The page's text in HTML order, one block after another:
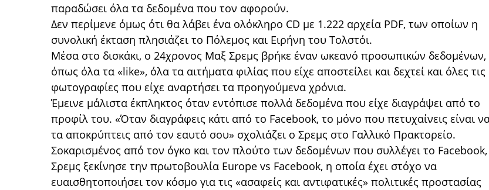
παραδώσει όλα τα δεδομένα που τον αφορούν.
Δεν περίμενε όμως ότι θα λάβει ένα ολόκληρο CD με 1.222 αρχεία PDF, των οποίων η
συνολική έκταση πλησιάζει το Πόλεμος και Ειρήνη του Τολστόι.
Μέσα στο δισκάκι, ο 24χρονος Μαξ Σρεμς βρήκε έναν ωκεανό προσωπικών δεδομένων,
όπως όλα τα «like», όλα τα αιτήματα φιλίας που είχε αποστείλει και δεχτεί και όλες τις
φωτογραφίες που είχε αναρτήσει τα προηγούμενα χρόνια.
Έμεινε μάλιστα έκπληκτος όταν εντόπισε πολλά δεδομένα που είχε διαγράψει από το
προφίλ του. «Όταν διαγράφεις κάτι από το Facebook, το μόνο που πετυχαίνεις είναι
τα αποκρύπτεις από τον εαυτό σου» σχολιάζει ο Σρεμς στο Γαλλικό Πρακτορείο.
Σοκαρισμένος από τον όγκο και τον πλούτο των δεδομένων που συλλέγει το
Σρεμς ξεκίνησε την πρωτοβουλία Europe vs Facebook, η οποία έχει στόχο να
ευαισθητοποιήσει τον κόσμο για τις «ασαφείς και αντιφατικές» πολιτικές προστασίας